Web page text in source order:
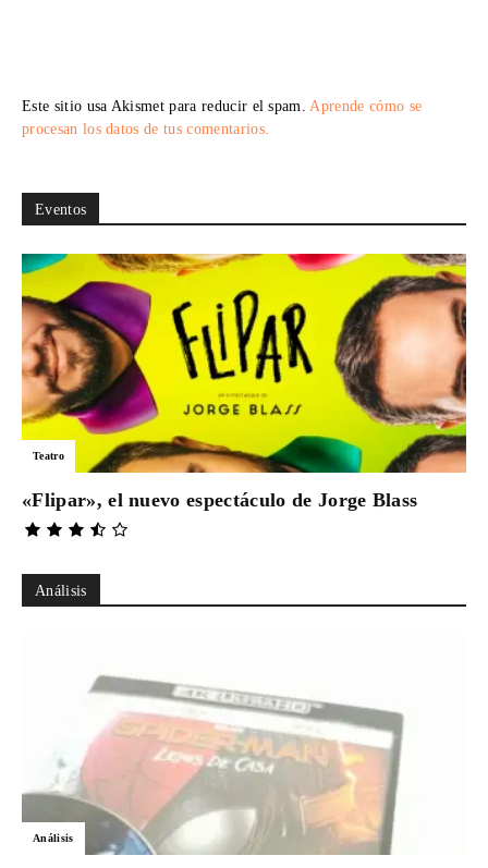
Este sitio usa Akismet para reducir el spam. Aprende cómo se
procesan los datos de tus comentarios.
Eventos
Teatro
«Flipar», el nuevo espectáculo de Jorge Blass
Análisis
Análisis